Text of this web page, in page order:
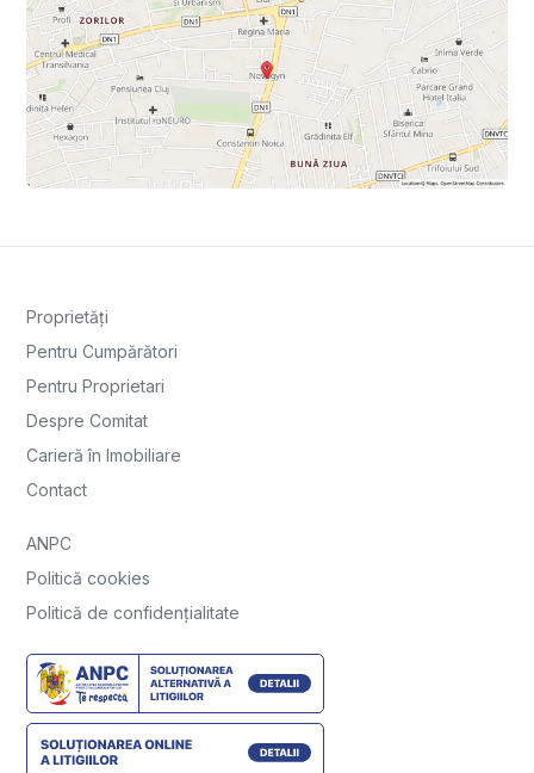
Proprietăți
Pentru Cumpărători
Pentru Proprietari
Despre Comitat
Carieră în Imobiliare
Contact
ANPC
Politică cookies
Politică de confidențialitate